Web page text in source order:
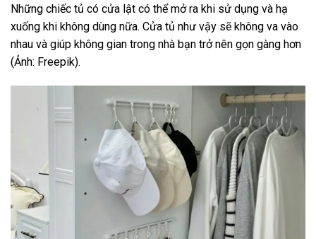
Những chiếc tủ có cửa lật có thể mở ra khi sử dụng và hạ
xuống khi không dùng nữa. Cửa tủ như vậy sẽ không va vào
nhau và giúp không gian trong nhà bạn trở nên gọn gàng hơn
(Ảnh: Freepik).